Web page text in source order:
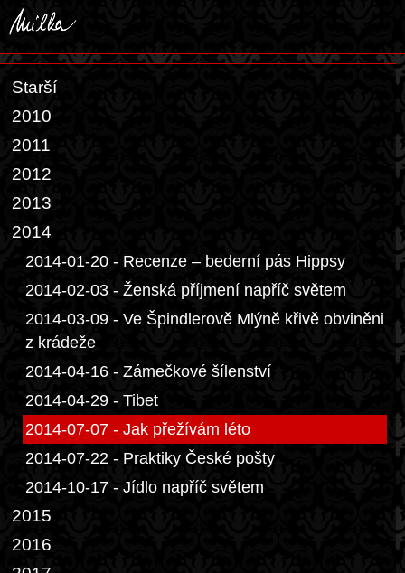
Starší
2010
2011
2012
2013
2014
2014-01-20 - Recenze – bederní pás Hippsy
2014-02-03 - Ženská příjmení napříč světem
2014-03-09 - Ve Špindlerově Mlýně křivě obviněni
z krádeže
2014-04-16 - Zámečkové šílenství
2014-04-29 - Tibet
2014-07-07 - Jak přežívám léto
2014-07-22 - Praktiky České pošty
2014-10-17 - Jídlo napříč světem
2015
2016